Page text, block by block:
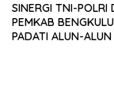
SINERGI TNI-POLRI
PEMKAB
PADATI ALUN-